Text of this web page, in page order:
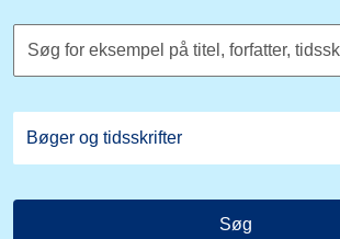
Søg for eksempel på titel, forfatter,
Søg